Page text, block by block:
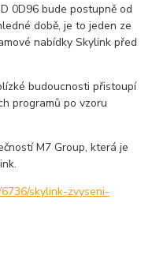
0D96 bude postupně od
době, je to jeden ze
nabídky Skylink před
budoucnosti přistoupí
programů po vzoru
M7 Group, která je
skylink-zvyseni-